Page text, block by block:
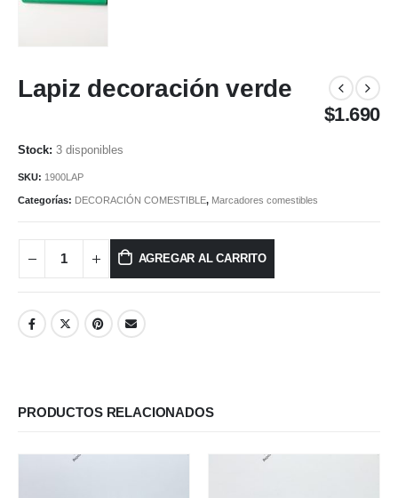
Lapiz decoración verde
$1.690
3 disponibles
SKU: 1900LAP
Categorías: DECORACIÓN COMESTIBLE, Marcadores comestibles
AGREGAR AL CARRITO
PRODUCTOS RELACIONADOS